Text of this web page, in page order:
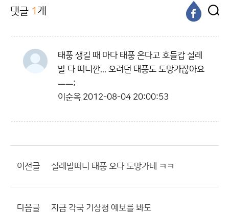
댓글 1 개
태풍 생길 때 마다 태풍 온다고 호들갑 설레
발 다 떠니깐... 오려던 태풍도 도망가잖아요
ㅡㅡ;
이순옥 2012-08-04 20:00:53
이전글 설레발떠니 태풍 오다 도망가네 ㅋㅋ
다음글 지금 각국 기상청 예보를 봐도